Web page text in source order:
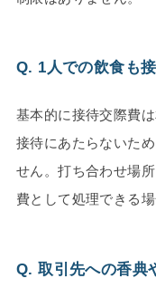
Q. 1人での飲食も
基本的に接待交際費
接待にあたらないた
せん。打ち合わせ場
費として処理できる場
Q. 取引先への香典